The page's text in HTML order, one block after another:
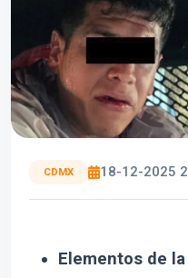
CDMX 18-12-2025
Elementos de